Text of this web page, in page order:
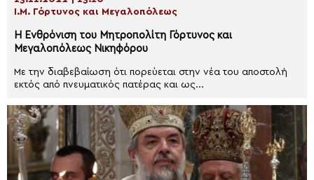
Ι.Μ. Γόρτυνος και Μεγαλοπόλεως
Η Ενθρόνιση του Μητροπολίτη Γόρτυνος και
Μεγαλοπόλεως Νικηφόρου
Με την διαβεβαίωση ότι πορεύεται στην νέα του αποστολή
εκτός από πνευματικός πατέρας και ως...